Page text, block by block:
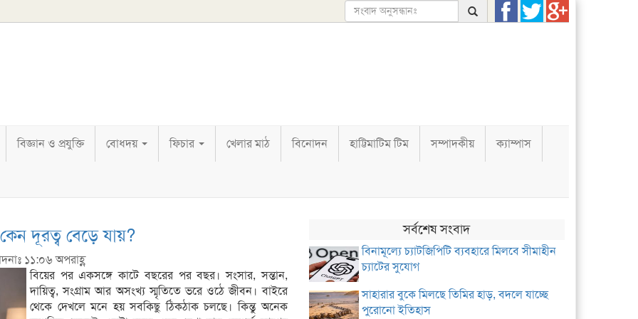
বিজ্ঞান ও প্রযুক্তি বোধদয় ফিচার খেলার মাঠ বিনোদন হাট্টিমাটিম টিম সম্পাদকীয় ক্যাম্পাস
দূরত্ব বেড়ে যায়?
১১:০৬ অপরাহ্ণ
বিয়ের পর একসঙ্গে কাটে বছরের পর বছর। সংসার, সন্তান,
দায়িত্ব, সংগ্রাম আর অসংখ্য স্মৃতিতে ভরে ওঠে জীবন। বাইরে
থেকে দেখলে মনে হয় সবকিছু ঠিকঠাক চলছে। কিন্তু অনেক
সর্বশেষ সংবাদ
বিনামূল্যে চ্যাটজিপিটি ব্যবহারে মিলবে সীমাহীন
চ্যাটের সুযোগ
সাহারার বুকে মিলছে তিমির হাড়, বদলে যাচ্ছে
পুরোনো ইতিহাস